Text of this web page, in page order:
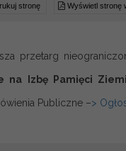
stronę Wyświetl stronę
przetarg
na Izbę Pamięci
Publiczne –>